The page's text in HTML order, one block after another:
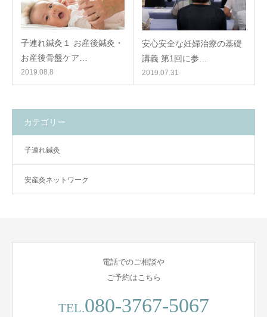
子連れ鍼灸１ お産後鍼灸・
お産後骨盤ケア…
2019.08.8
安心安全な妊婦治療の基礎
講義 第1回に参…
2019.07.31
カテゴリー
子連れ鍼灸
安産灸ネットワーク
電話でのご相談や
ご予約はこちら
TEL.080-3767-5067